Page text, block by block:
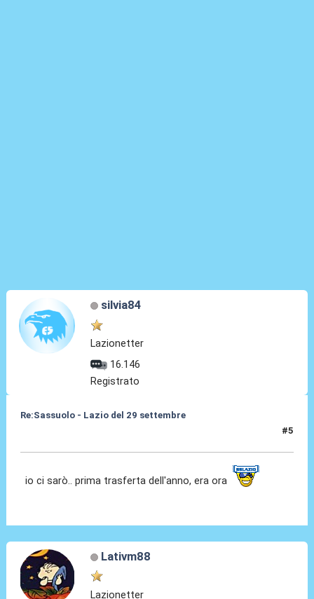
silvia84
Lazionetter
16.146
Registrato
Re:Sassuolo - Lazio del 29 settembre
#5
io ci sarò.. prima trasferta dell'anno, era ora
Lativm88
Lazionetter